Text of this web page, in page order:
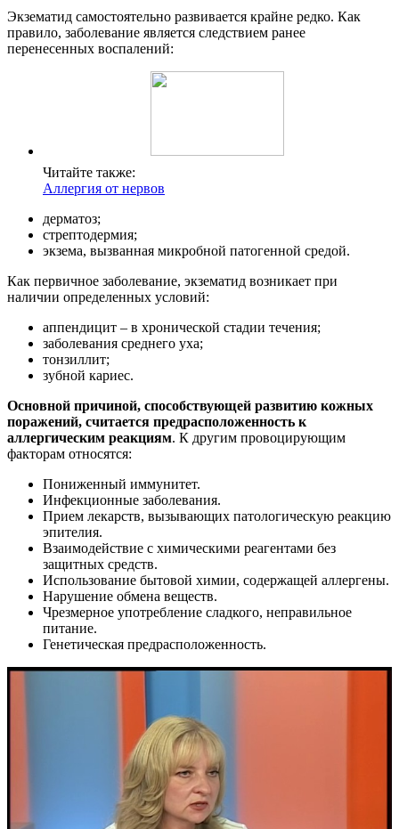
Экзематид самостоятельно развивается крайне редко. Как
правило, заболевание является следствием ранее
перенесенных воспалений:
Читайте также:
Аллергия от нервов
дерматоз;
стрептодермия;
экзема, вызванная микробной патогенной средой.
Как первичное заболевание, экзематид возникает при
наличии определенных условий:
аппендицит – в хронической стадии течения;
заболевания среднего уха;
тонзиллит;
зубной кариес.
Основной причиной, способствующей развитию кожных
поражений, считается предрасположенность к
аллергическим реакциям. К другим провоцирующим
факторам относятся:
Пониженный иммунитет.
Инфекционные заболевания.
Прием лекарств, вызывающих патологическую реакцию
эпителия.
Взаимодействие с химическими реагентами без
защитных средств.
Использование бытовой химии, содержащей аллергены.
Нарушение обмена веществ.
Чрезмерное употребление сладкого, неправильное
питание.
Генетическая предрасположенность.